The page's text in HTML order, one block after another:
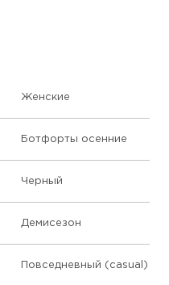
Женские
Ботфорты осенние
Черный
Демисезон
Повседневный (casual)